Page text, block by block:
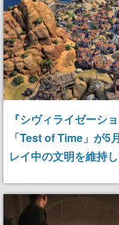
『シヴィライゼーシ
「Test of Time」が5
レイ中の文明を維持
可能、探検時代から
ステムに再設計